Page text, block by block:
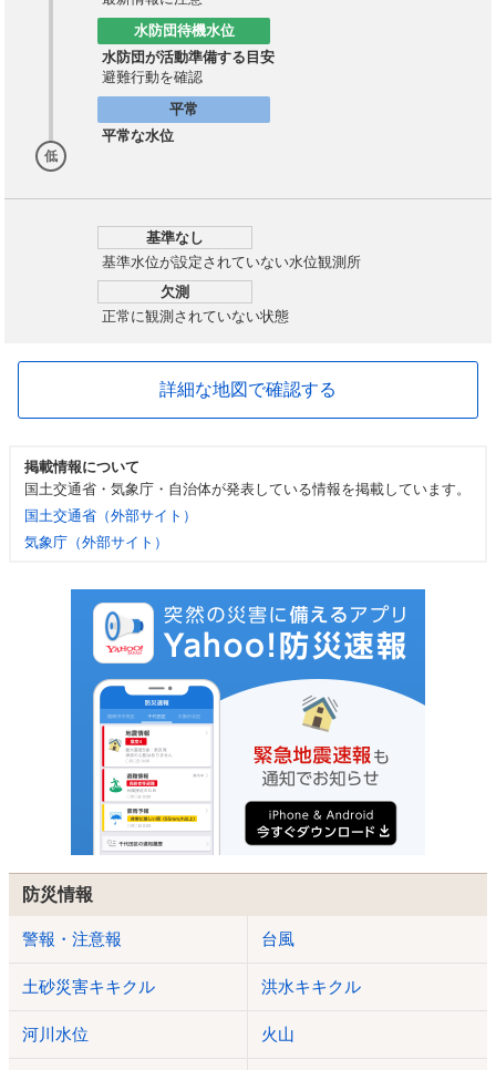
低
水防団待機水位
水防団が活動準備する目安
避難行動を確認
平常
平常な水位
基準なし
基準水位が設定されていない水位観測所
欠測
正常に観測されていない状態
詳細な地図で確認する
掲載情報について
国土交通省・気象庁・自治体が発表している情報を掲載しています。
国土交通省（外部サイト）
気象庁（外部サイト）
防災情報
警報・注意報 台風
土砂災害キキクル 洪水キキクル
河川水位 火山